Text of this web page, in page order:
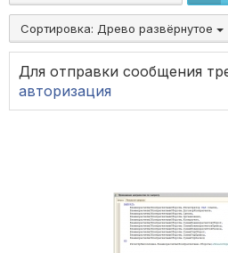
Сортировка: Древо развёрнутое
Для отправки сообщения
авторизация